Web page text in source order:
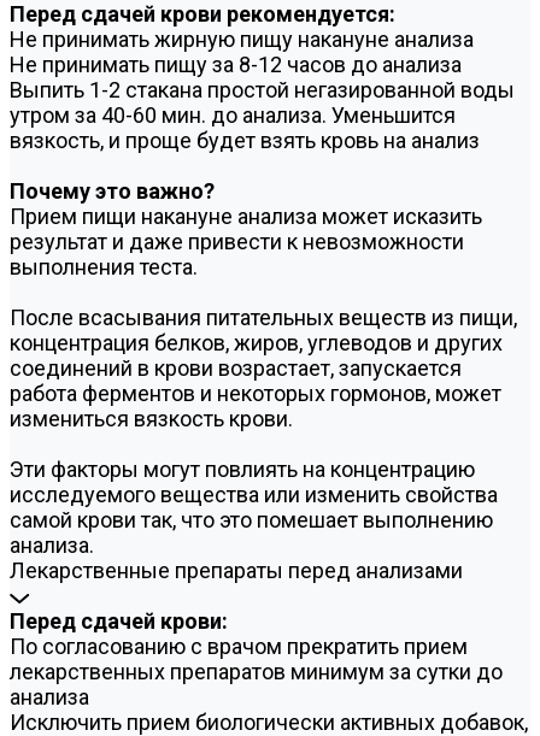
Перед сдачей крови рекомендуется:
Не принимать жирную пищу накануне анализа
Не принимать пищу за 8-12 часов до анализа
Выпить 1-2 стакана простой негазированной воды
утром за 40-60 мин. до анализа. Уменьшится
вязкость, и проще будет взять кровь на анализ
Почему это важно?
Прием пищи накануне анализа может исказить
результат и даже привести к невозможности
выполнения теста.
После всасывания питательных веществ из пищи,
концентрация белков, жиров, углеводов и других
соединений в крови возрастает, запускается
работа ферментов и некоторых гормонов, может
измениться вязкость крови.
Эти факторы могут повлиять на концентрацию
исследуемого вещества или изменить свойства
самой крови так, что это помешает выполнению
анализа.
Лекарственные препараты перед анализами
Перед сдачей крови:
По согласованию с врачом прекратить прием
лекарственных препаратов минимум за сутки до
анализа
Исключить прием биологически активных добавок,